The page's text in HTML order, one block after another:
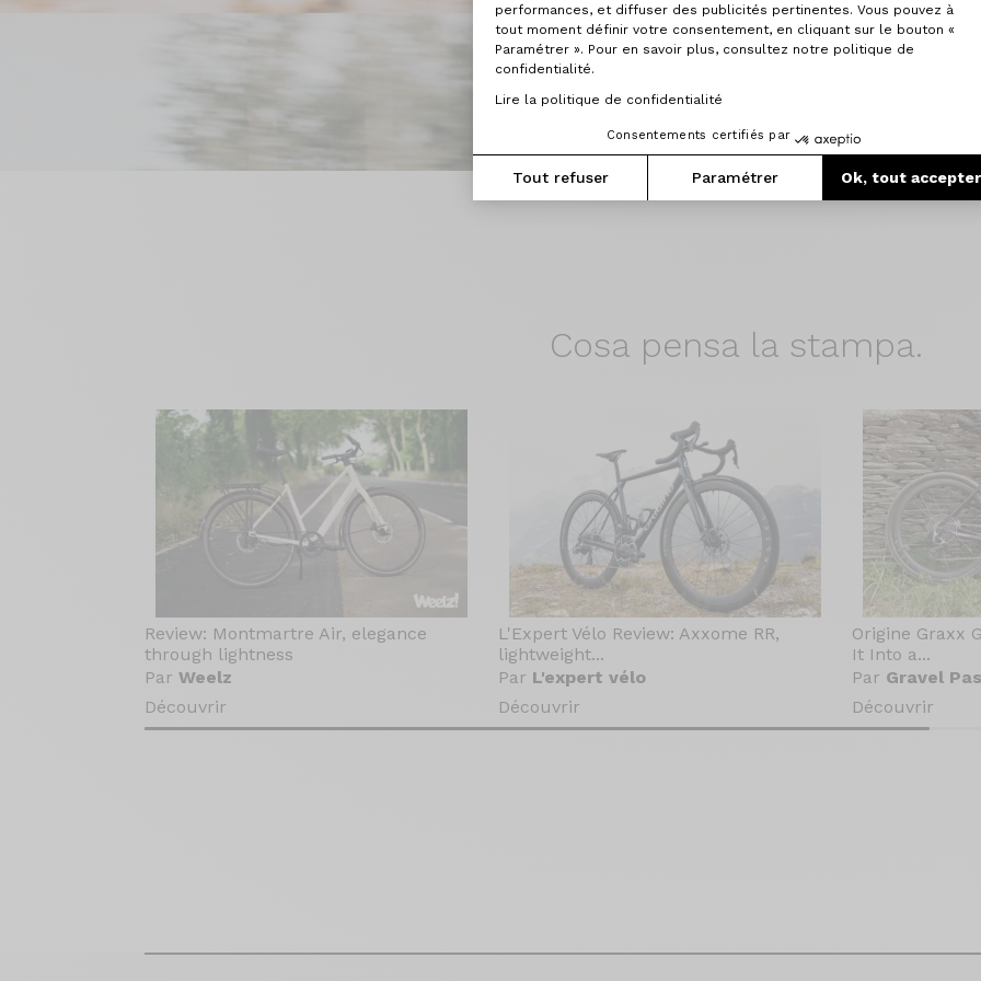
performances, et diffuser des publicités pertinentes. Vous pouvez à
tout moment définir votre consentement, en cliquant sur le bouton «
Paramétrer ». Pour en savoir plus, consultez notre politique de
confidentialité.
Lire la politique de confidentialité
Consentements certifiés par
Tout refuser Paramétrer Ok, tout accepter
Cosa pensala stampa.
Review: Montmartre Air, elegance
through lightness
Par Weelz
Découvrir
L'Expert Vélo Review: Axxome RR,
lightweight...
Par L'expert vélo
Découvrir
Origine Graxx
It Into a...
Par Gravel
Découvrir